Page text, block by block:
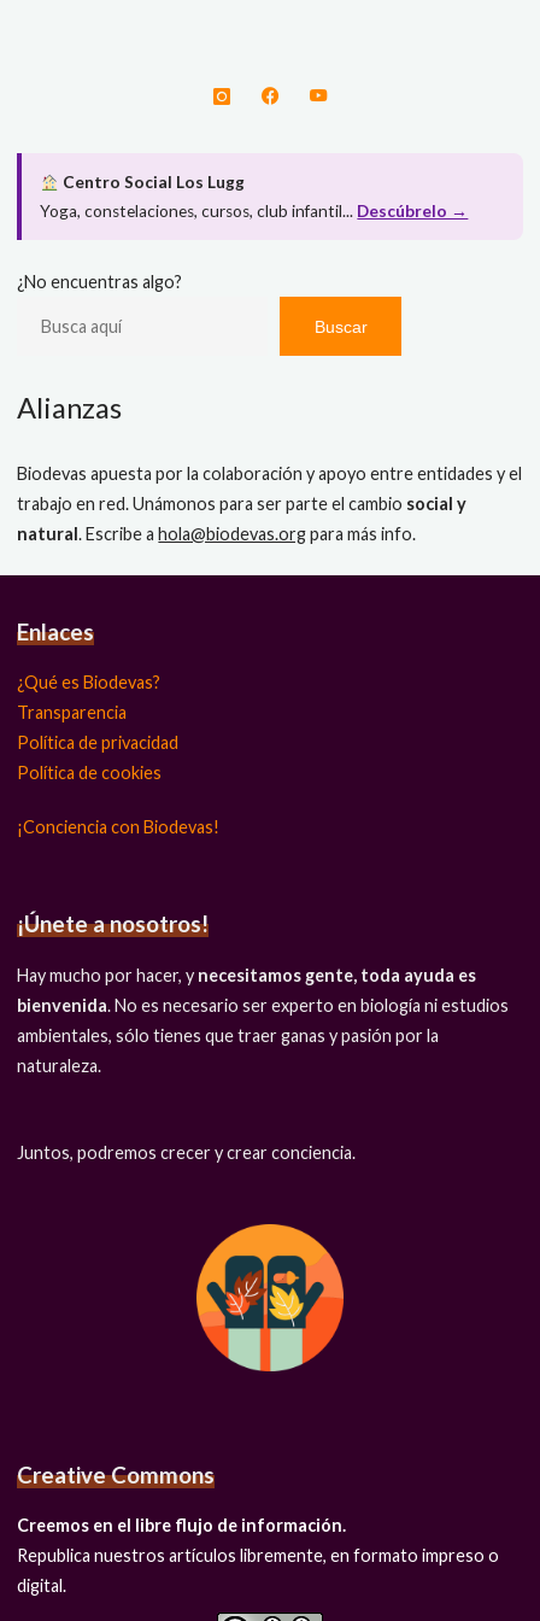
Centro Social Los Lugg
Yoga, constelaciones, cursos, club infantil... Descúbrelo →
¿No encuentras algo?
Buscar
Alianzas
Biodevas apuesta por la colaboración y apoyo entre entidades y el
trabajo en red. Unámonos para ser parte el cambio social y
natural. Escribe ahola@biodevas.orgpara más info.
Enlaces
¿Qué es Biodevas?
Transparencia
Política de privacidad
Política de cookies
¡Conciencia con Biodevas!
¡Únete a nosotros!
Hay mucho por hacer, y necesitamos gente, toda ayuda es
bienvenida. No es necesario ser experto en biología ni estudios
ambientales, sólo tienes que traer ganas y pasión por la
naturaleza.
Juntos, podremos crecer y crear conciencia.
Creative Commons
Creemos en el libre flujo de información.
Republica nuestros artículos libremente, en formato impreso o
digital.